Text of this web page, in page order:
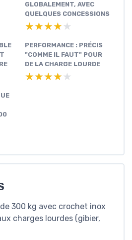
GLOBALEMENT, AVEC
QUELQUES CONCESSIONS
★★★★★
★★★★★
PERFORMANCE : PRÉCIS
"COMME IL FAUT" POUR
DE LA CHARGE LOURDE
★★★★★
★★★★★
300 kg avec crochet inox
charges lourdes (gibier,